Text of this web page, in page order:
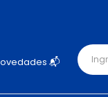
📬